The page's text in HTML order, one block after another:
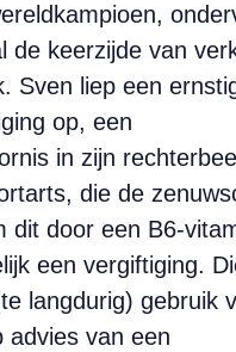
de keerzijde van
Sven liep een
op, een
in zijn
die de
dit door een B6-
een vergiftiging.
langdurig) gebruik
advies van een